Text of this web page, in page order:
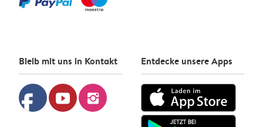
Bleib mit uns in Kontakt
facebook youtube instagram
Entdecke unsere Apps